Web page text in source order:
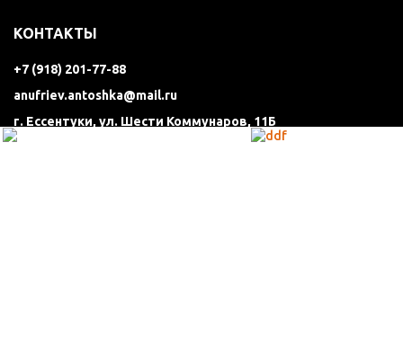
КОНТАКТЫ
+7 (918) 201-77-88
anufriev.antoshka@mail.ru
г. Ессентуки, ул. Шести Коммунаров, 11Б